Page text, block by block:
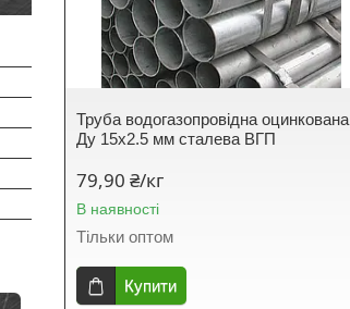
Труба водогазопровідна оцинкована
Ду 15х2.5 мм сталева ВГП
79,90 ₴/кг
В наявності
Тільки оптом
Купити